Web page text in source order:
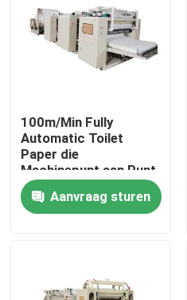
VR-show
gezichtsweefselmachine
Document Servetmachine
papieren
100m/Min Fully
Automatic Toilet
Paper die
Machinepunt aan Punt
maken in reliëf maken
Aanvraag sturen